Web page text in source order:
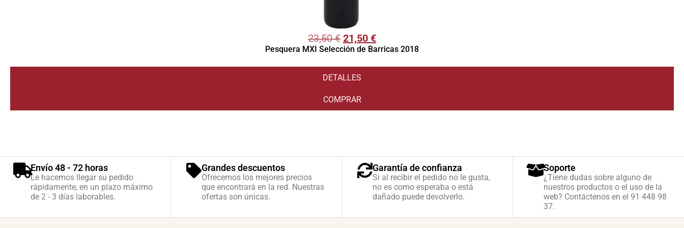
23,50€ 21,50 €
Pesquera MXI Selección de Barricas 2018
DETALLES
COMPRAR
Envío 48 - 72 horas
Le hacemos llegar su pedido
rápidamente, en un plazo máximo
de 2 - 3 días laborables.
Grandes descuentos
Ofrecemos los mejores precios
que encontrará en la red. Nuestras
ofertas son únicas.
Garantía de confianza
Si al recibir el pedido no le gusta,
no es como esperaba o está
dañado puede devolverlo.
Soporte
¿Tiene dudas sobre alguno de
nuestros productos o el uso de la
web? Contáctenos en el 91 448 98
37.